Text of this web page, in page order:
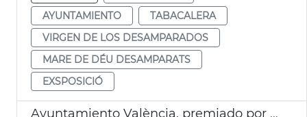
AYUNTAMIENTO
TABACALERA
VIRGEN DE LOS DESAMPARADOS
MARE DE DÉU DESAMPARATS
EXSPOSICIÓ
Ayuntamiento València, premiado por la FVMP